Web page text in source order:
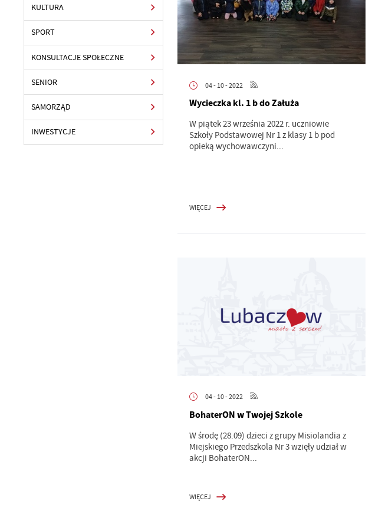
KULTURA
SPORT
KONSULTACJE SPOŁECZNE
SENIOR
SAMORZĄD
INWESTYCJE
04 - 10 - 2022
Wycieczka kl. 1 b do Załuża
W piątek 23 września 2022 r. uczniowie
Szkoły Podstawowej Nr 1 z klasy 1 b pod
opieką wychowawczyni...
WIĘCEJ
04 - 10 - 2022
BohaterON w Twojej Szkole
W środę (28.09) dzieci z grupy Misiolandia z
Miejskiego Przedszkola Nr 3 wzięły udział w
akcji BohaterON...
WIĘCEJ